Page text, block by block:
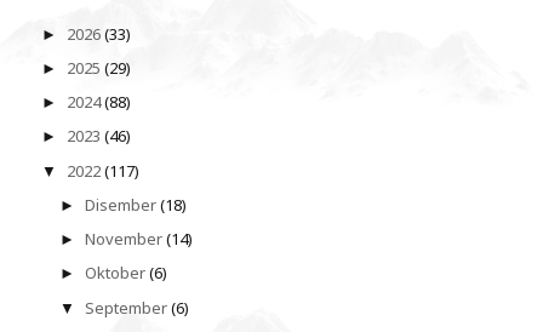
► 2026(33)
► 2025 (29)
► 2024(88)
► 2023 (46)
▼ 2022(117)
►Disember(18)
►November(14)
►Oktober(6)
▼ September(6)